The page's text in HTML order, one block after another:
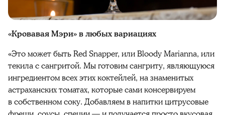
«Кровавая Мэри» в любых вариациях
«Это может быть Red Snapper, или Bloody Marianna, или
текила с сангритой. Мы готовим сангриту, являющуюся
ингредиентом всех этих коктейлей, на знаменитых
астраханских томатах, которые сами консервируем
в собственном соку. Добавляем в напитки цитрусовые